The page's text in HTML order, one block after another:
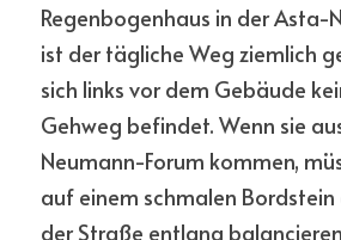
Regenbogenhaus in der Asta-
ist der tägliche Weg ziemlich
sich links vor dem Gebäude
Gehweg befindet. Wenn sie
Neumann-Forum kommen,
auf einem schmalen
der Straße entlang